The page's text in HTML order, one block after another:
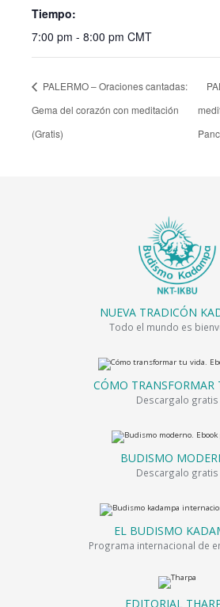
Tiempo:
7:00 pm - 8:00 pm CMT
PALERMO – Oraciones cantadas:
Gema del corazón con meditación
(Gratis)
NUEVA TRADICÓN
Todo el mundo es
CÓMO TRANSFORMAR
Descargalo gratis
BUDISMO
Descargalo gratis
EL BUDISMO
Programa internacional de
EDITORIAL